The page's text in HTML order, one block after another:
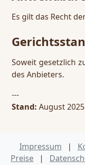
Es gilt das Recht
Soweit gesetzlich
des Anbieters.
---
Stand: August 2025
Impressum |
Preise
|